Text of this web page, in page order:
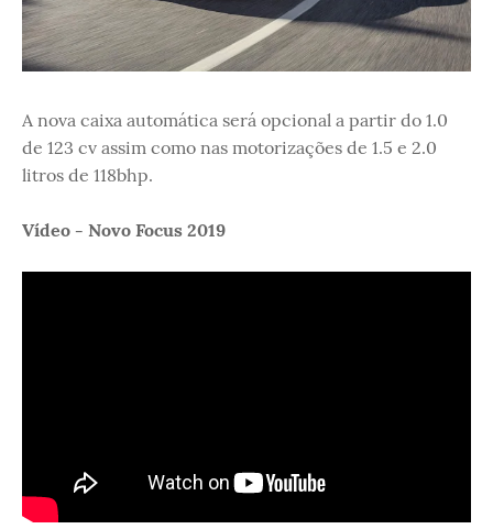
A nova caixa automática será opcional a partir do 1.0
de 123 cv assim como nas motorizações de 1.5 e 2.0
litros de 118bhp.
Vídeo - Novo Focus 2019